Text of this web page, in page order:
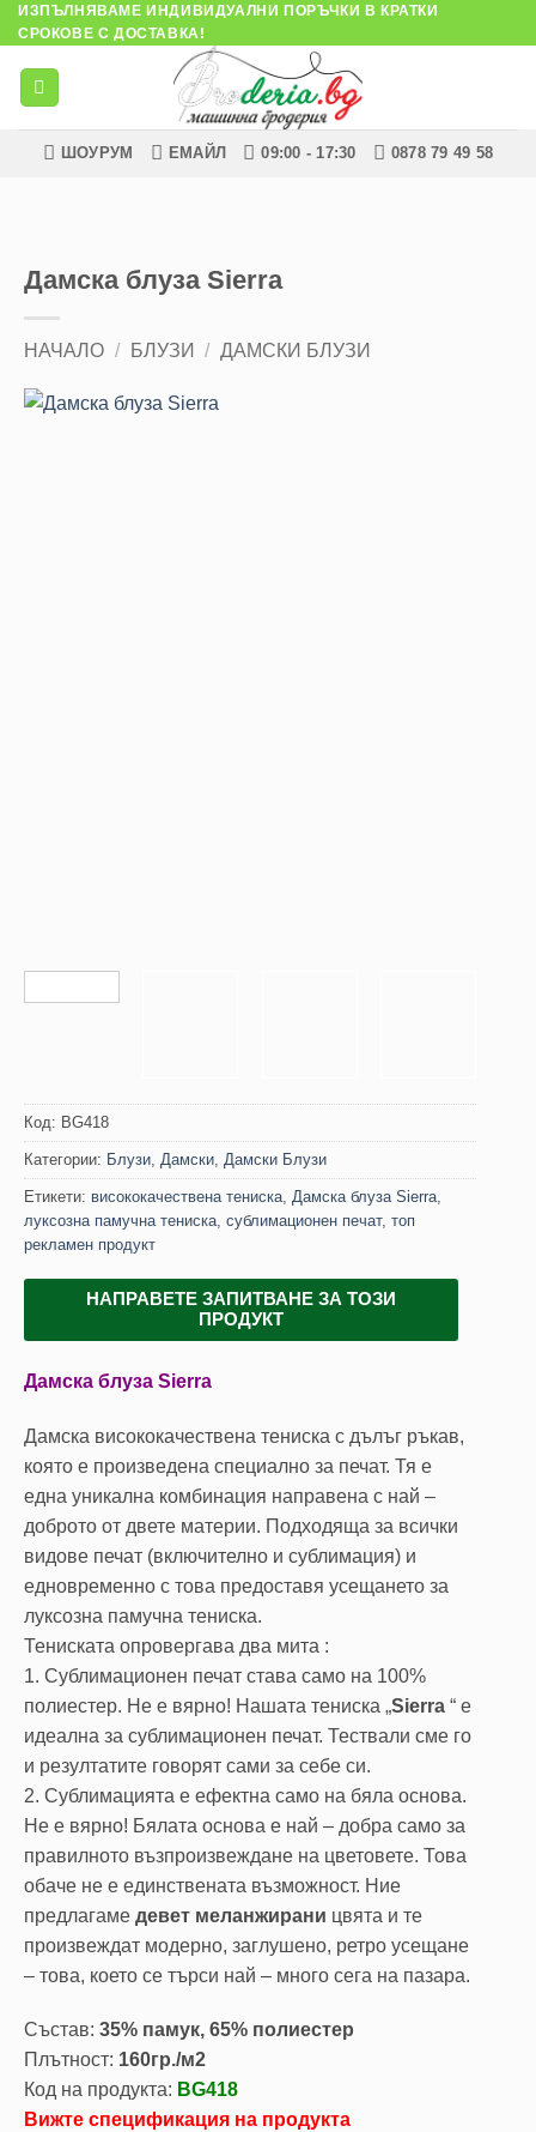
Skip
to
content
ИЗПЪЛНЯВАМЕ ИНДИВИДУАЛНИ ПОРЪЧКИ В КРАТКИ
СРОКОВЕ С ДОСТАВКА!
ШОУРУМ ЕМАЙЛ 09:00 - 17:30 0878 79 49 58
Дамска блуза Sierra
НАЧАЛО / БЛУЗИ / ДАМСКИ БЛУЗИ
Код: BG418
Категории: Блузи, Дамски, Дамски Блузи
Етикети: висококачествена тениска, Дамска блуза Sierra,
луксозна памучна тениска, сублимационен печат, топ
рекламен продукт
НАПРАВЕТЕ ЗАПИТВАНЕ ЗА ТОЗИ
ПРОДУКТ
Дамска блуза Sierra
Дамска висококачествена тениска с дълъг ръкав,
която е произведена специално за печат. Тя е
една уникална комбинация направена с най –
доброто от двете материи. Подходяща за всички
видове печат (включително и сублимация) и
едновременно с това предоставя усещането за
луксозна памучна тениска.
Тениската опровергава два мита :
1. Сублимационен печат става само на 100%
полиестер. Не е вярно! Нашата тениска „Sierra “ е
идеална за сублимационен печат. Тествали сме го
и резултатите говорят сами за себе си.
2. Сублимацията е ефектна само на бяла основа.
Не е вярно! Бялата основа е най – добра само за
правилното възпроизвеждане на цветовете. Това
обаче не е единствената възможност. Ние
предлагаме девет меланжирани цвята и те
произвеждат модерно, заглушено, ретро усещане
– това, което се търси най – много сега на пазара.
Състав: 35% памук, 65% полиестер
Плътност: 160гр./м2
Код на продукта: BG418
Вижте спецификация на продукта